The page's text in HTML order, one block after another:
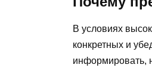
В условиях
конкретных и
информировать,